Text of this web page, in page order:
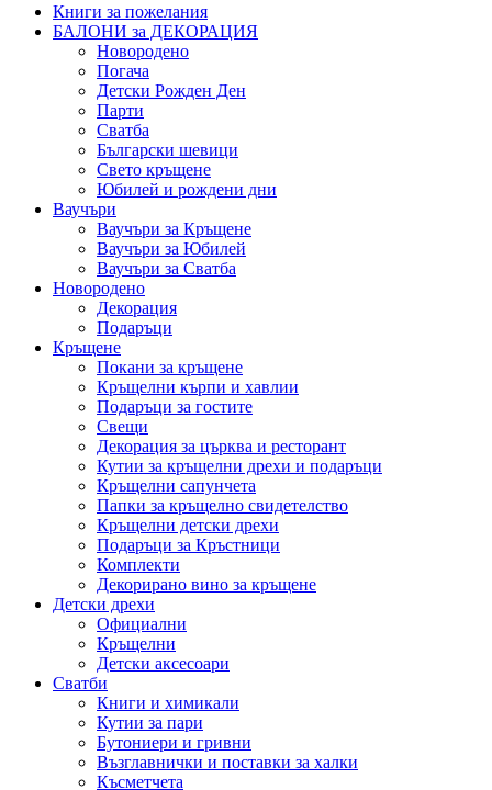
Книги за пожелания
БАЛОНИ за ДЕКОРАЦИЯ
Новородено
Погача
Детски Рожден Ден
Парти
Сватба
Български шевици
Свето кръщене
Юбилей и рождени дни
Ваучъри
Ваучъри за Кръщене
Ваучъри за Юбилей
Ваучъри за Сватба
Новородено
Декорация
Подаръци
Кръщене
Покани за кръщене
Кръщелни кърпи и хавлии
Подаръци за гостите
Свещи
Декорация за църква и ресторант
Кутии за кръщелни дрехи и подаръци
Кръщелни сапунчета
Папки за кръщелно свидетелство
Кръщелни детски дрехи
Подаръци за Кръстници
Комплекти
Декорирано вино за кръщене
Детски дрехи
Официални
Кръщелни
Детски аксесоари
Сватби
Книги и химикали
Кутии за пари
Бутониери и гривни
Възглавнички и поставки за халки
Късметчета